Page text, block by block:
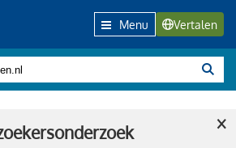
Menu Vertalen
×